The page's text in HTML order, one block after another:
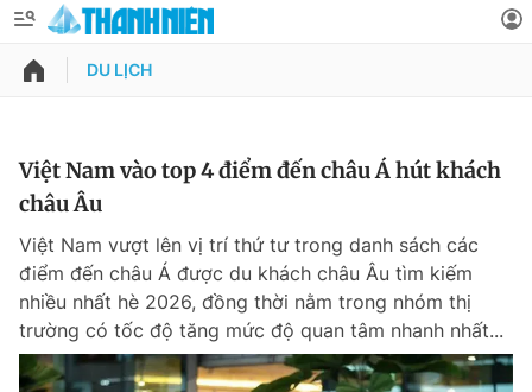
QUẢNG CÁO
Chuyên mục khác
Chào ngày mới Tin 24h
Thông tin tài khoản
Đổi mật khẩu
Tin đã lưu
Tin đã xem
Đăng xuất
DU LỊCH
Việt Nam vào top 4 điểm đến châu Á hút khách
châu Âu
Việt Nam vượt lên vị trí thứ tư trong danh sách các
điểm đến châu Á được du khách châu Âu tìm kiếm
nhiều nhất hè 2026, đồng thời nằm trong nhóm thị
trường có tốc độ tăng mức độ quan tâm nhanh nhất...